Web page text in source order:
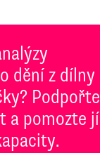
dění z dílny
Podpořte
a pomozte jí